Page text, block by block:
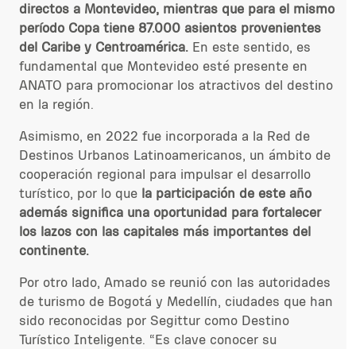
directos a Montevideo, mientras que para el mismo
período Copa tiene 87.000 asientos provenientes
del Caribe y Centroamérica. En este sentido, es
fundamental que Montevideo esté presente en
ANATO para promocionar los atractivos del destino
en la región.
Asimismo, en 2022 fue incorporada a la Red de
Destinos Urbanos Latinoamericanos, un ámbito de
cooperación regional para impulsar el desarrollo
turístico, por lo que la participación de este año
además significa una oportunidad para fortalecer
los lazos con las capitales más importantes del
continente.
Por otro lado, Amado se reunió con las autoridades
de turismo de Bogotá y Medellín, ciudades que han
sido reconocidas por Segittur como Destino
Turístico Inteligente. “Es clave conocer su